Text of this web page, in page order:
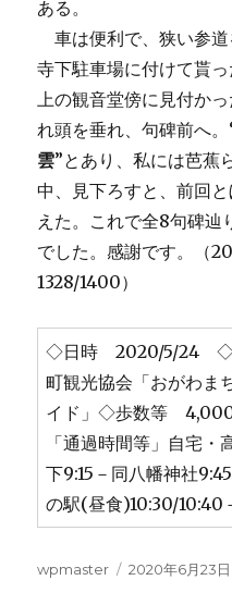
ある。
車は便利で、狭い参
寺下駐車場に付けて貰っ
上の観音堂傍に見付か
れ頭を垂れ、句碑前へ。
雲”とあり、私には芭蕉
中、見下ろすと、前回
えた。これで全8句碑辿
でした。感謝です。（
1328/1400）
◇日時 2020/5/24
町観光協会「おがわま
イド」◇歩数等
「通過時間等」自宅
下9:15－同八幡神社
の駅(昼食)10:30/10:40
投
wpmaster
投
2020年6月23日